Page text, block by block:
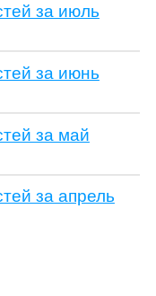
за июль
за июнь
за май
за апрель